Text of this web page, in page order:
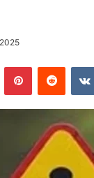
PinterestReddit